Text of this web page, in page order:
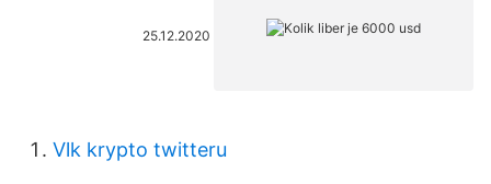
25.12.2020
Vlk krypto twitteru